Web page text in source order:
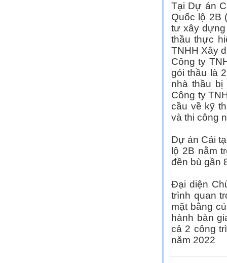
Tại Dự án
Quốc lộ 2B
tư xây dựng
thầu thực
TNHH Xây
Công ty
gói thầu là
nhà thầu
Công ty
cầu về kỹ
và thi công
Dự án Cải
lộ 2B nằm
đền bù gần
Đại diện
trình quan
mặt bằng
hành bàn
cả 2 công
năm 2022